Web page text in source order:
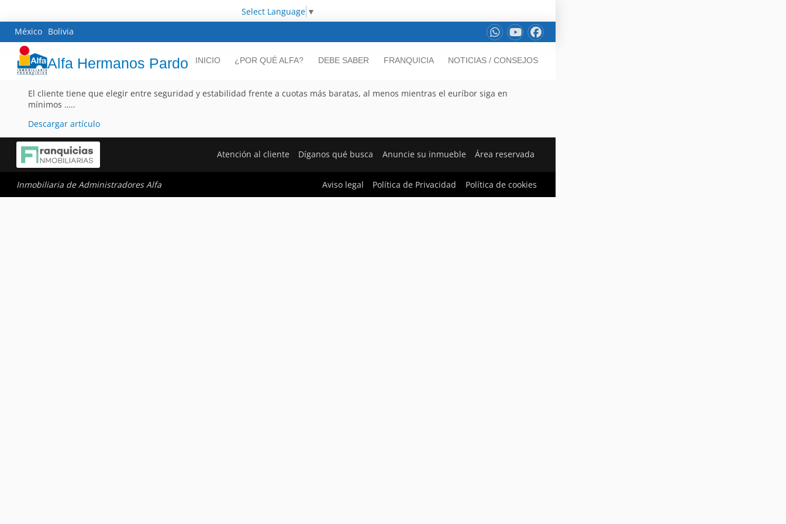
Select Language ▼
México Bolivia
Alfa Hermanos Pardo INICIO ¿POR QUÉ ALFA? DEBE SABER FRANQUICIA NOTICIAS / CONSEJOS
El cliente tiene que elegir entre seguridad y estabilidad frente a cuotas más baratas, al menos mientras el euríbor siga en
mínimos …..
Descargar artículo
Atención al cliente Díganos qué busca Anuncie su inmueble Área reservada
Inmobiliaria de Administradores Alfa Aviso legal Política de Privacidad Política de cookies